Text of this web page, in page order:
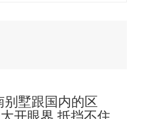
墅跟国内的区
开眼界,抵挡不住